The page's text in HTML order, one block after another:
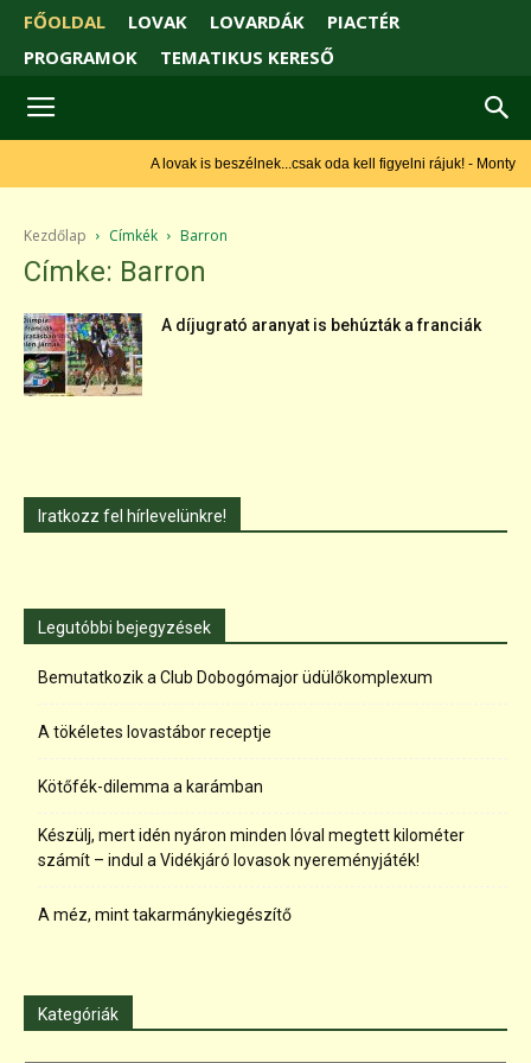
FŐOLDAL LOVAK LOVARDÁK
PIACTÉR
PROGRAMOK
TEMATIKUS KERESŐ
A lovak is beszélnek...csak oda kell figyelni rájuk! - Monty
Kezdőlap Címkék Barron
Címke: Barron
A díjugrató aranyat is behúzták a franciák
Iratkozz fel hírlevelünkre!
Legutóbbi bejegyzések
Bemutatkozik a Club Dobogómajor üdülőkomplexum
A tökéletes lovastábor receptje
Kötőfék-dilemma a karámban
Készülj, mert idén nyáron minden lóval megtett kilométer
számít – indul a Vidékjáró lovasok nyereményjáték!
A méz, mint takarmánykiegészítő
Kategóriák